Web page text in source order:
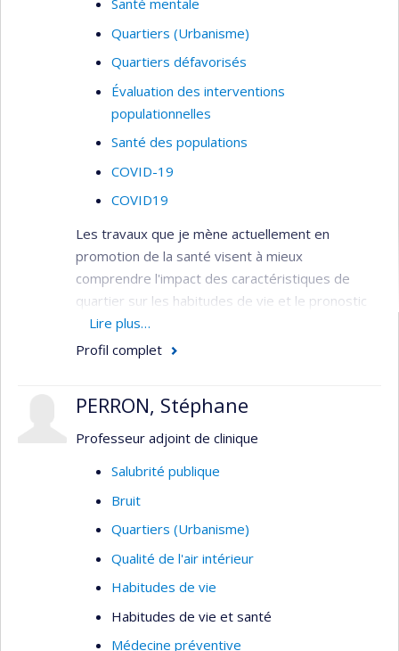
Santé mentale
Quartiers (Urbanisme)
Quartiers défavorisés
Évaluation des interventions
populationnelles
Santé des populations
COVID-19
COVID19
Les travaux que je mène actuellement en
promotion de la santé visent à mieux
comprendre l'impact des caractéristiques de
quartier sur les habitudes de vie et le pronostic
des populations atteintes de maladies
chroniques, en déterminant notamment le rôle
Lire plus…
Profil complet
PERRON, Stéphane
Professeur adjoint de clinique
Salubrité publique
Bruit
Quartiers (Urbanisme)
Qualité de l'air intérieur
Habitudes de vie
Habitudes de vie et santé
Médecine préventive